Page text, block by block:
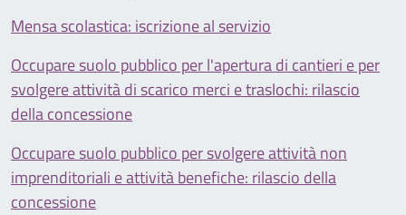
Mensa scolastica: iscrizione al servizio
Occupare suolo pubblico per l'apertura di cantieri e per
svolgere attività di scarico merci e traslochi: rilascio
della concessione
Occupare suolo pubblico per svolgere attività non
imprenditoriali e attività benefiche: rilascio della
concessione